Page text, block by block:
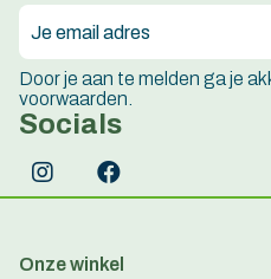
Door je aan te melden ga je
voorwaarden.
Socials
Onze winkel